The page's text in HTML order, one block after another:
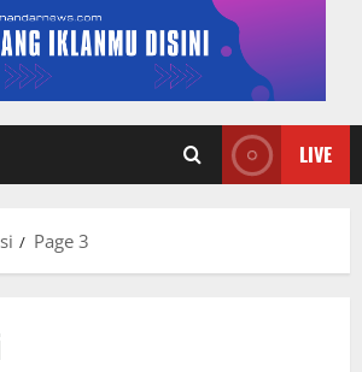
LIVE
Page 3